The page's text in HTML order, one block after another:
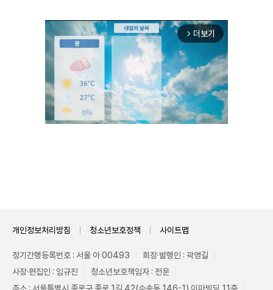
arrow_forward_ios 더보기
개인정보처리방침 청소년보호정책 사이트맵
정기간행등록번호 : 서울 아 00493
회장·발행인 : 곽영길
사장·편집인 : 임규진
청소년보호책임자 : 전운